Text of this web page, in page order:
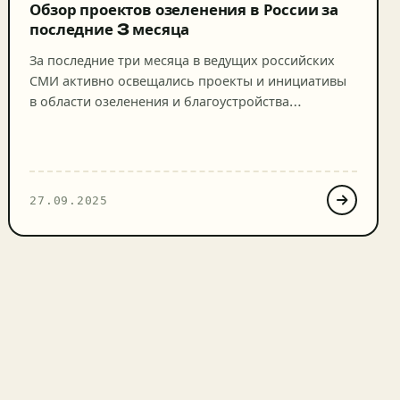
Обзор проектов озеленения в России за
последние 3 месяца
За последние три месяца в ведущих российских
СМИ активно освещались проекты и инициативы
в области озеленения и благоустройства
ключевых инфоповодов, спикеров и достигнутых
27.09.2025